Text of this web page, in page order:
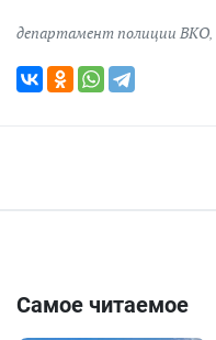
департамент полиции ВКО,
Самое читаемое